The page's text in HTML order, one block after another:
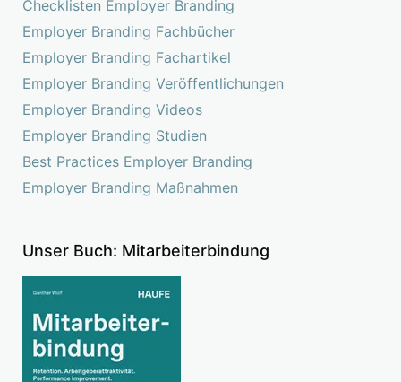
Checklisten Employer Branding
Employer Branding Fachbücher
Employer Branding Fachartikel
Employer Branding Veröffentlichungen
Employer Branding Videos
Employer Branding Studien
Best Practices Employer Branding
Employer Branding Maßnahmen
Unser Buch: Mitarbeiterbindung